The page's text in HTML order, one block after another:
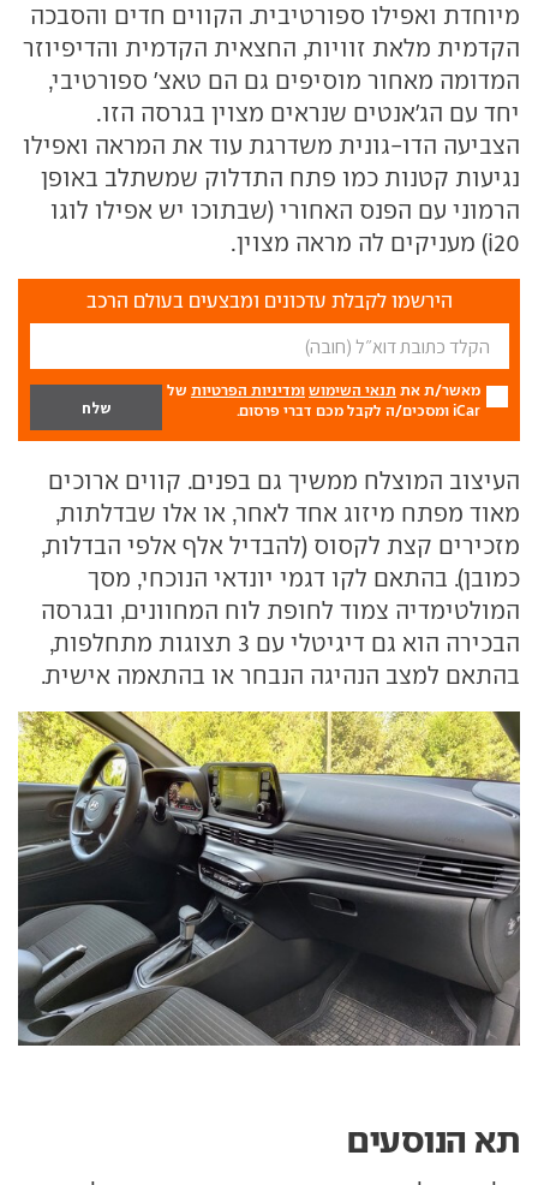
מיוחדת ואפילו ספורטיבית. הקווים חדים והסבכה
הקדמית מלאת זוויות, החצאית הקדמית והדיפיוזר
המדומה מאחור מוסיפים גם הם טאצ' ספורטיבי,
יחד עם הג'אנטים שנראים מצוין בגרסה הזו.
הצביעה הדו-גונית משדרגת עוד את המראה ואפילו
נגיעות קטנות כמו פתח התדלוק שמשתלב באופן
הרמוני עם הפנס האחורי (שבתוכו יש אפילו לוגו
i20) מעניקים לה מראה מצוין.
הירשמו לקבלת עדכונים ומבצעים בעולם הרכב
מאשר/ת את תנאי השימוש ומדיניות הפרטיות של
iCar ומסכים/ה לקבל מכם דברי פרסום.
העיצוב המוצלח ממשיך גם בפנים. קווים ארוכים
מאוד מפתח מיזוג אחד לאחר, או אלו שבדלתות,
מזכירים קצת לקסוס (להבדיל אלף אלפי הבדלות,
כמובן). בהתאם לקו דגמי יונדאי הנוכחי, מסך
המולטימדיה צמוד לחופת לוח המחוונים, ובגרסה
הבכירה הוא גם דיגיטלי עם 3 תצוגות מתחלפות,
בהתאם למצב הנהיגה הנבחר או בהתאמה אישית.
תא הנוסעים